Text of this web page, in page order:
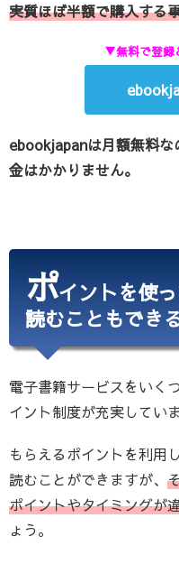
実質ほぼ半額で購入する
▼無料で登録
ebookjapanは月額無料な
金はかかりません。
ポイントを使
読むこともでき
電子書籍サービスをいく
イント制度が充実していま
もらえるポイントを利用
読むことができますが、
ポイントやタイミングが
ょう。